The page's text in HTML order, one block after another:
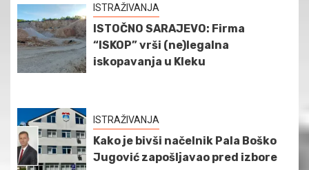
ISTRAŽIVANJA
ISTOČNO SARAJEVO: Firma
“ISKOP” vrši (ne)legalna
iskopavanja u Kleku
ISTRAŽIVANJA
Kako je bivši načelnik Pala Boško
Jugović zapošljavao pred izbore